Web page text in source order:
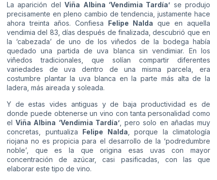
La aparición delViña Albina ‘Vendimia Tardía’ se produjo
precisamente en pleno cambio de tendencia, justamente hace
ahora treinta años. Confiesa Felipe Nalda que en aquella
vendimia del 83, días después de finalizada, descubrió que en
la ‘cabezada’ de uno de los viñedos de la bodega había
quedado una partida de uva blanca sin vendimiar. En los
viñedos tradicionales, que solían compartir diferentes
variedades de uva dentro de una misma parcela, era
costumbre plantar la uva blanca en la parte más alta de la
ladera, más aireada y soleada.
Y de estas vides antiguas y de baja productividad es de
donde puede obtenerse un vino con tanta personalidad como
elViña Albina ‘Vendimia Tardía’, pero solo en añadas muy
concretas, puntualiza Felipe Nalda , porque la climatología
riojana no es propicia para el desarrollo de la ‘podredumbre
noble’, que es la que origina esas uvas con mayor
concentración de azúcar, casi pasificadas, con las que
elaborar este tipo de vino.